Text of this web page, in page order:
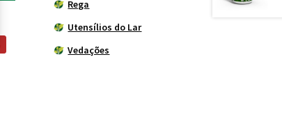
Rega
Utensílios do Lar
Vedações